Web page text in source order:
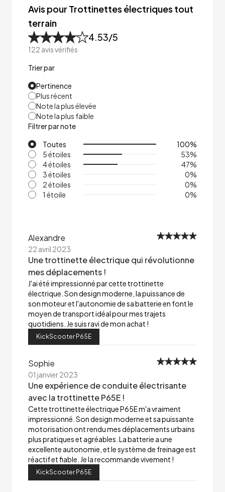
Avis pour Trottinettes électriques tout
terrain
4.53/5
122 avis vérifiés
Trier par
Pertinence
Plus récent
Note la plus élevée
Note la plus faible
Filtrer par note
Toutes
100%
5 étoiles
53%
4 étoiles
47%
3 étoiles
0%
2 étoiles
0%
1 étoile
0%
Alexandre
22 avril 2023
Une trottinette électrique qui révolutionne
mes déplacements !
J'ai été impressionné par cette trottinette
électrique. Son design moderne, la puissance de
son moteur et l'autonomie de sa batterie en font le
moyen de transport idéal pour mes trajets
quotidiens. Je suis ravi de mon achat !
KickScooter P65E
Sophie
01 janvier 2023
Une expérience de conduite électrisante
avec la trottinette P65E !
Cette trottinette électrique P65E m'a vraiment
impressionné. Son design moderne et sa puissante
motorisation ont rendu mes déplacements urbains
plus pratiques et agréables. La batterie a une
excellente autonomie, et le système de freinage est
réactif et fiable. Je la recommande vivement !
KickScooter P65E